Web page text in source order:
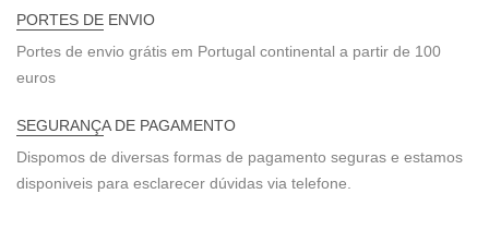
PORTES DE ENVIO
Portes de envio grátis em Portugal continental a partir de 100
euros
SEGURANÇA DE PAGAMENTO
Dispomos de diversas formas de pagamento seguras e estamos
disponiveis para esclarecer dúvidas via telefone.